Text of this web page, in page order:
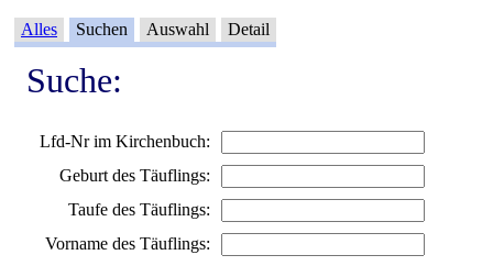
Alles Suchen Auswahl Detail
Suche:
Lfd-Nr im Kirchenbuch:
Geburt des Täuflings:
Taufe des Täuflings:
Vorname des Täuflings: